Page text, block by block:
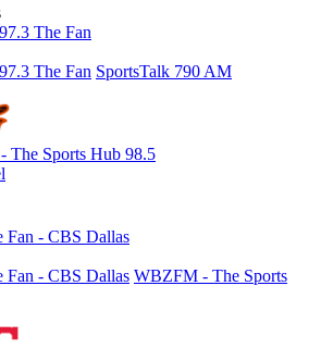
The Fan
The Fan SportsTalk 790 AM
The Sports Hub 98.5
Fan - CBS Dallas
Fan - CBS Dallas WBZFM - The Sports